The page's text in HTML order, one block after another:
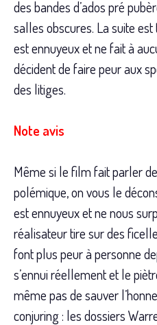
des bandes d’ados pré
salles obscures. La suite
est ennuyeux et ne fait à
décident de faire peur aux
des litiges.
Note avis
Même si le film fait parler
polémique, on vous le
est ennuyeux et ne nous
réalisateur tire sur des
font plus peur à personne
s’ennui réellement et le
même pas de sauver
conjuring : les dossiers